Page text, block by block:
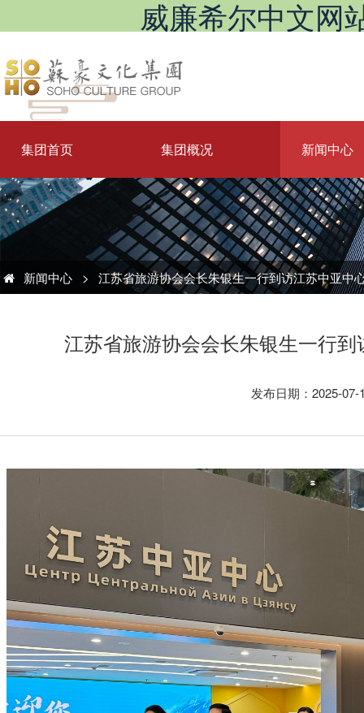
威廉希尔中文网
集团首页 集团概况 新闻中心
新闻中心 > 江苏省旅游协会会长朱银生一行到访江苏中亚中
江苏省旅游协会会长朱银生一行
发布日期：2025-